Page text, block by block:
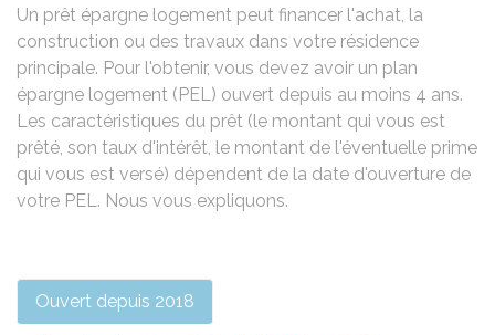
Un prêt épargne logement peut financer l'achat, la
construction ou des travaux dans votre résidence
principale. Pour l'obtenir, vous devez avoir un plan
épargne logement (PEL) ouvert depuis au moins 4 ans.
Les caractéristiques du prêt (le montant qui vous est
prêté, son taux d'intérêt, le montant de l'éventuelle prime
qui vous est versé) dépendent de la date d'ouverture de
votre PEL. Nous vous expliquons.
Ouvert depuis 2018